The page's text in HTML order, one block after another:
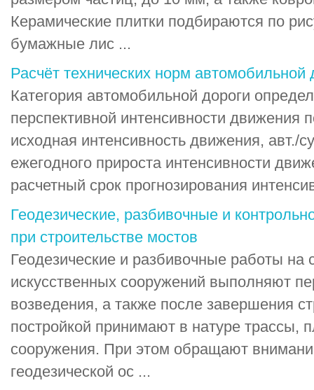
Керамические плитки подбираются по
бумажные лис ...
Расчёт технических норм автомобильной
Категория автомобильной дороги
перспективной интенсивности движения
исходная интенсивность движения, авт./
ежегодного прироста интенсивности
расчетный срок прогнозирования
Геодезические, разбивочные и
при строительстве мостов
Геодезические и разбивочные работы на
искусственных сооружений выполняют
возведения, а также после завершения
постройкой принимают в натуре трассы,
сооружения. При этом обращают
геодезической ос ...